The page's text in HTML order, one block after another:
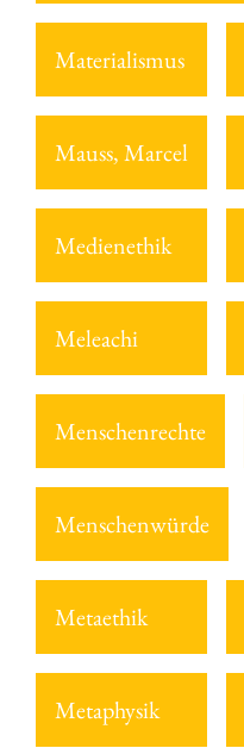
Materialismus
Mauss, Marcel
Medienethik
Meleachi
Menschenrechte
Menschenwürde
Metaethik
Metaphysik